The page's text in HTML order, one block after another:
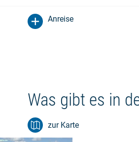
Anreise
Was gibt es in
zur Karte